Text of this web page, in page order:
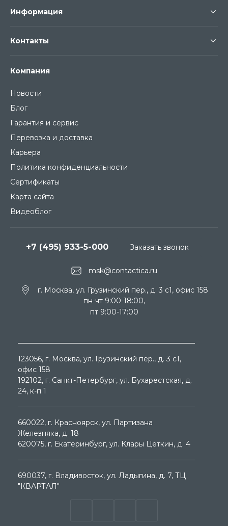
Компания
Новости
Блог
Гарантия и сервис
Перевозка и доставка
Карьера
Политика конфиденциальности
Сертификаты
Карта сайта
Видеоблог
Информация
Контакты
msk@contactica.ru
+7 (495) 933-5-000
г. Москва, ул. Грузинский пер., д. 3 c1, офис 158
пн-чт 9:00-18:00,
пт 9:00-17:00
Заказать звонок
123056, г. Москва, ул. Грузинский пер., д. 3 c1,
офис 158
192102, г. Санкт-Петербург, ул. Бухарестская, д.
24, к-п 1
660022, г. Красноярск, ул. Партизана
Железняка, д. 18
620075, г. Екатеринбург, ул. Клары Цеткин, д. 4
690037, г. Владивосток, ул. Ладыгина, д. 7, ТЦ
"КВАРТАЛ"